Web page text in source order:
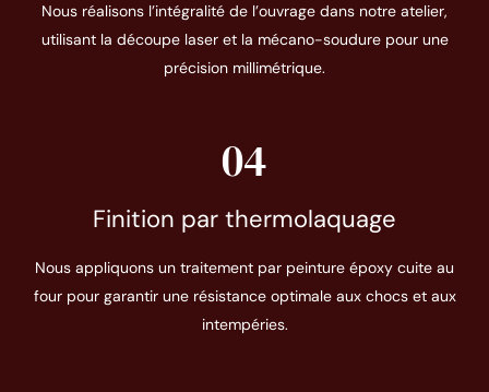
Nous réalisons l’intégralité de l’ouvrage dans notre atelier,
utilisant la découpe laser et la mécano-soudure pour une
précision millimétrique.
04
Finition par thermolaquage
Nous appliquons un traitement par peinture époxy cuite au
four pour garantir une résistance optimale aux chocs et aux
intempéries.